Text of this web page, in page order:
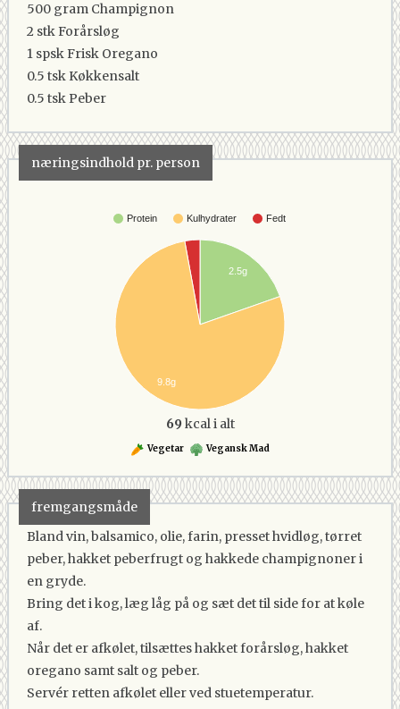
500 gram Champignon
2 stkForårsløg
1 spskFrisk Oregano
0.5 tsk Køkkensalt
0.5 tskPeber
næringsindhold pr. person
Protein Kulhydrater Fedt
2.5g
9.8g
69kcal i alt
Vegetar Vegansk Mad
fremgangsmåde
Bland vin, balsamico, olie, farin, presset hvidløg, tørret
peber, hakket peberfrugt og hakkede champignoner i
en gryde.
Bring det i kog, læg låg på og sæt det til side for at køle
af.
Når det er afkølet, tilsættes hakket forårsløg, hakket
oregano samt salt og peber.
Servér retten afkølet eller ved stuetemperatur.